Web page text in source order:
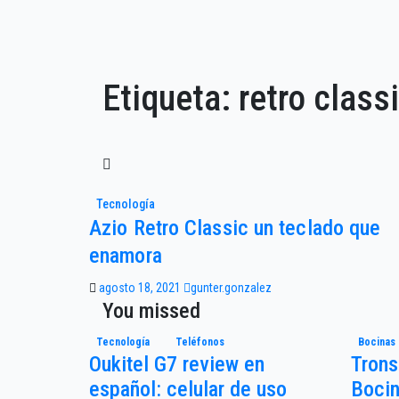
Etiqueta: retro
Tecnología
Azio Retro Classic un teclado que
enamora
agosto 18, 2021 gunter.gonzalez
You missed
Tecnología Teléfonos
Oukitel G7 review en
español: celular de uso
Bocinas